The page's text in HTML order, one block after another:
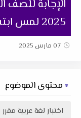
الإجابة للصف
2025 لمس ابتسام احمد
07 مارس 2025
محتوى الموضوع
اختبار لغة عربية